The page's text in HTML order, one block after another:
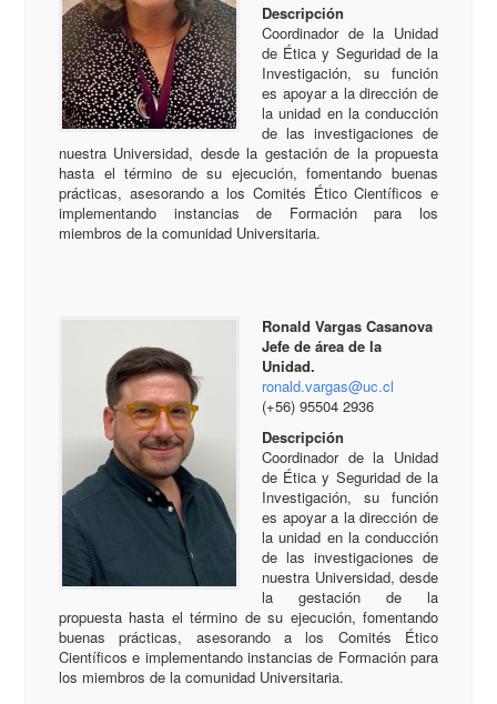
Descripción
Coordinador de la Unidad
de Ética y Seguridad de la
Investigación, su función
es apoyar a la dirección de
la unidad en la conducción
de las investigaciones de
nuestra Universidad, desde la gestación de la propuesta
hasta el término de su ejecución, fomentando buenas
prácticas, asesorando a los Comités Ético Científicos e
implementando instancias de Formación para los
miembros de la comunidad Universitaria.
Ronald Vargas Casanova
Jefe de área de la
Unidad.
ronald.vargas@uc.cl
(+56) 95504 2936
Descripción
Coordinador de la Unidad
de Ética y Seguridad de la
Investigación, su función
es apoyar a la dirección de
la unidad en la conducción
de las investigaciones de
nuestra Universidad, desde
la gestación de la
propuesta hasta el término de su ejecución, fomentando
buenas prácticas, asesorando a los Comités Ético
Científicos e implementando instancias de Formación para
los miembros de la comunidad Universitaria.